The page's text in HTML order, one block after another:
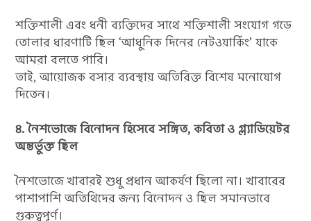
শক্তিশালী এবং ধনী ব্যক্তিদের সাথে শক্তিশালী সংযোগ গড়ে
তোলার ধারণাটি ছিল ‘আধুনিক দিনের নেটওয়ার্কিং’ যাকে
আমরা বলতে পারি।
তাই, আয়োজক বসার ব্যবস্থায় অতিরিক্ত বিশেষ মনোযোগ
দিতেন।
৪. নৈশভোজে বিনোদন হিসেবে সঙ্গিত, কবিতা ও গ্ল্যাডিয়েটর
অন্তর্ভুক্ত ছিল
নৈশভোজে খাবারই শুধু প্রধান আকর্ষণ ছিলো না। খাবারের
পাশাপাশি অতিথিদের জন্য বিনোদন ও ছিল সমানভাবে
গুরুত্বপূর্ণ।